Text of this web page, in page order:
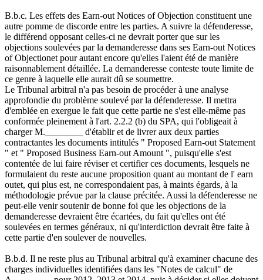
B.b.c. Les effets des Earn-out Notices of Objection constituent une
autre pomme de discorde entre les parties. A suivre la défenderesse,
le différend opposant celles-ci ne devrait porter que sur les
objections soulevées par la demanderesse dans ses Earn-out Notices
of Objectionet pour autant encore qu'elles l'aient été de manière
raisonnablement détaillée. La demanderesse conteste toute limite de
ce genre à laquelle elle aurait dû se soumettre.
Le Tribunal arbitral n'a pas besoin de procéder à une analyse
approfondie du problème soulevé par la défenderesse. Il mettra
d'emblée en exergue le fait que cette partie ne s'est elle-même pas
conformée pleinement à l'art. 2.2.2 (b) du SPA, qui l'obligeait à
charger M.________ d'établir et de livrer aux deux parties
contractantes les documents intitulés " Proposed Earn-out Statement
" et " Proposed Business Earn-out Amount ", puisqu'elle s'est
contentée de lui faire réviser et certifier ces documents, lesquels ne
formulaient du reste aucune proposition quant au montant de l' earn
outet, qui plus est, ne correspondaient pas, à maints égards, à la
méthodologie prévue par la clause précitée. Aussi la défenderesse ne
peut-elle venir soutenir de bonne foi que les objections de la
demanderesse devraient être écartées, du fait qu'elles ont été
soulevées en termes généraux, ni qu'interdiction devrait être faite à
cette partie d'en soulever de nouvelles.
B.b.d. Il ne reste plus au Tribunal arbitral qu'à examiner chacune des
charges individuelles identifiées dans les "Notes de calcul" de